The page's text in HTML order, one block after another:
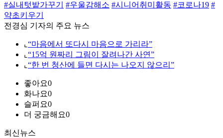
#실내텃밭가꾸기
#우울감해소 #시니어취미활동 #코로나19 #
약초키우기
전경심 기자의 주요 뉴스
⌞ “마음에서 또다시 마음으로 가리라”
⌞ “15억 원짜리 그림이 잘려나간 사연”
⌞ “한 번 청산에 들면 다시는 나오지 않으리”
좋아요0
화나요0
슬퍼요0
더 궁금해요0
최신뉴스